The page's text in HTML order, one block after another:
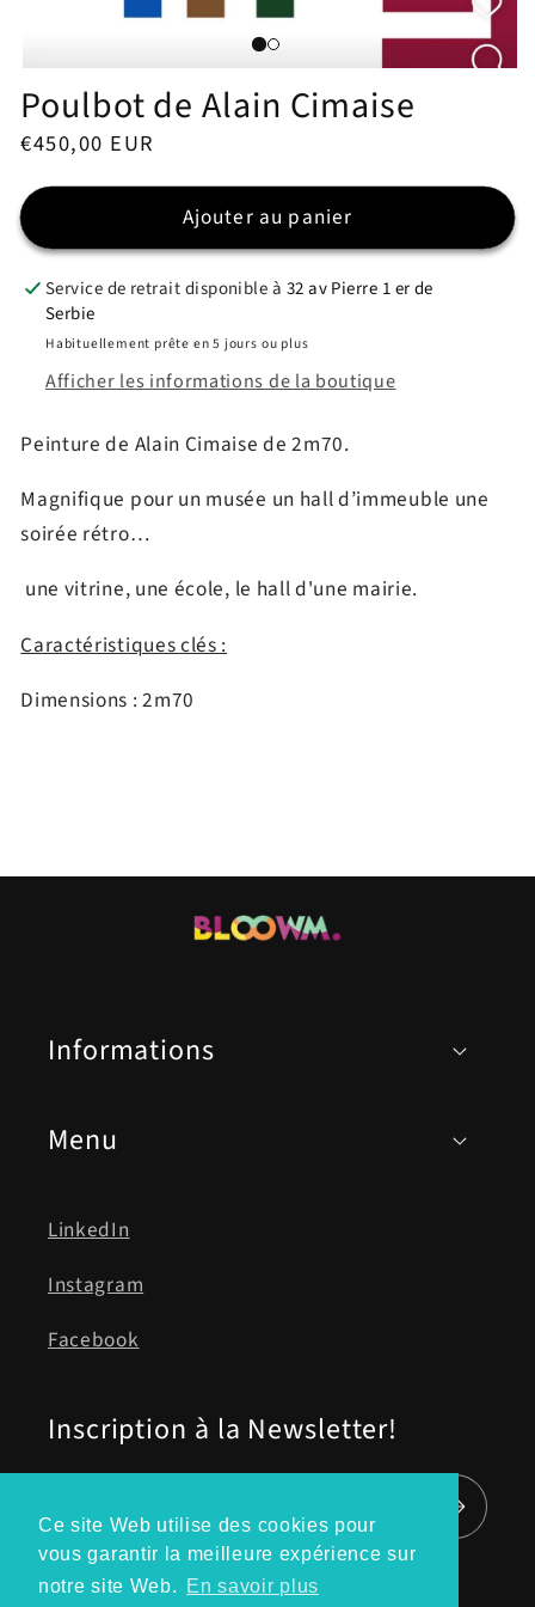
Ce site Web utilise des cookies pour
vous garantir la meilleure expérience sur
notre site Web.
En savoir plus
le
média
dans
fenêtre
modale
Poulbot de Alain Cimaise
Prix
€450,00 EUR
Ajouter au panier
Service de retrait disponible à 32 av Pierre 1 er de
Serbie
Habituellement prête en 5 jours ou plus
Afficher les informations de la boutique
Peinture de Alain Cimaise de 2m70.
Magnifique pour un musée un hall d’immeuble une
soirée rétro…
une vitrine, une école, le hall d'une mairie.
Caractéristiques clés :
Dimensions : 2m70
Informations
Menu
LinkedIn
Instagram
Facebook
Inscription à la Newsletter!